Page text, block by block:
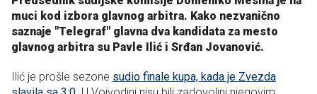
muci kod izbora glavnog arbitra. Kako nezvanično
saznaje "Telegraf" glavna dva kandidata za mesto
glavnog arbitra su Pavle Ilić i Srđan Jovanović.
Ilić je prošle sezone sudio finale kupa, kada je Zvezda